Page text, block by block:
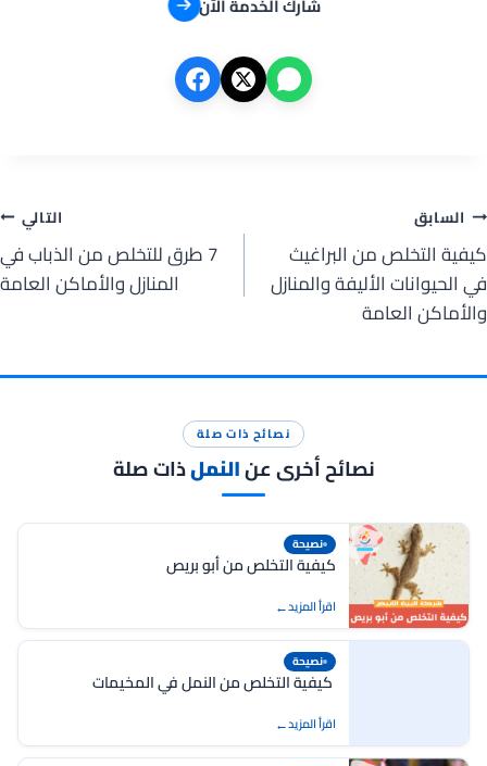
شارك الخدمة الآن
تصفّح
المقالات
السابق
كيفية التخلص من البراغيث
في الحيوانات الأليفة والمنازل
والأماكن العامة
التالي
7 طرق للتخلص من الذباب في
المنازل والأماكن العامة
نصائح ذات صلة
نصائح أخرى عنالنملذات صلة
نصيحة
كيفية التخلص من أبو بريص
اقرأ المزيد
نصيحة
كيفية التخلص من النمل في المخيمات
اقرأ المزيد